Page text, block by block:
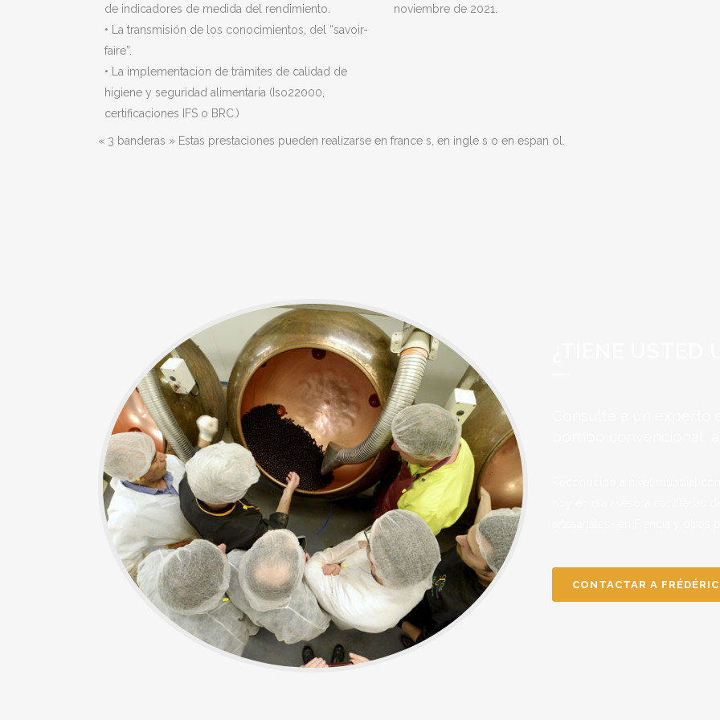
de indicadores de medida del rendimiento.
• La transmisión de los conocimientos, del “savoir-
faire”.
• La implementacion de trámites de calidad de
higiene y seguridad alimentaria (Iso22000,
certificaciones IFS o BRC.)
noviembre de 2021.
« 3 banderas » Estas prestaciones pueden realizarse en france s, en ingle s o en espan ol.
CONTACTAR A